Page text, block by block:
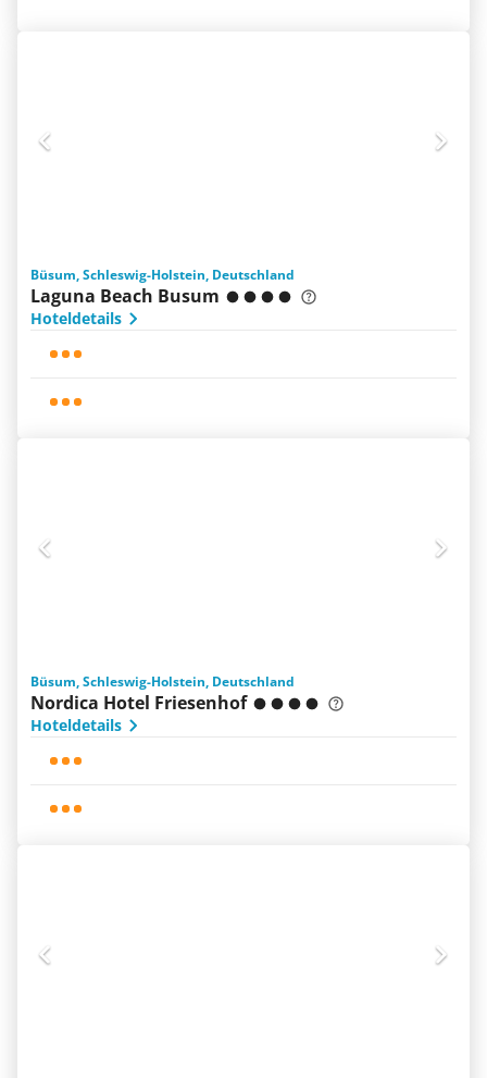
Büsum, Schleswig-Holstein, Deutschland
Laguna Beach Busum
Hoteldetails
Büsum, Schleswig-Holstein, Deutschland
Nordica Hotel Friesenhof
Hoteldetails